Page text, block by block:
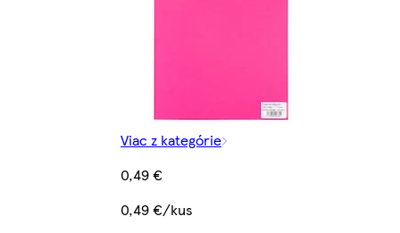
Viac z kategórie
0,49 €
0,49 €/kus